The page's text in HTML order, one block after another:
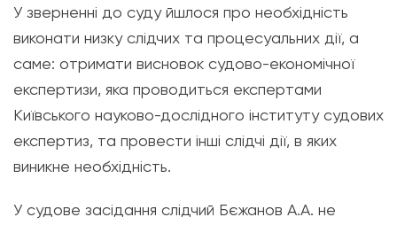
У зверненні до суду йшлося про необхідність
виконати низку слідчих та процесуальних дії, а
саме: отримати висновок судово-економічної
експертизи, яка проводиться експертами
Київського науково-дослідного інституту судових
експертиз, та провести інші слідчі дії, в яких
виникне необхідність.
У судове засідання слідчий Бєжанов А.А. не